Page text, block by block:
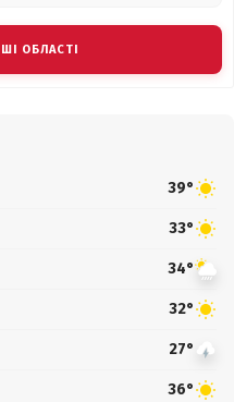
ОБЛАСТІ
39°
33°
34°
32°
27°
36°